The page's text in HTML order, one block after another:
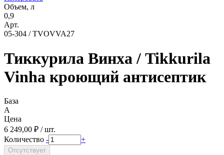
Объем, л
0,9
Арт.
05-304 / TVOVVA27
Тиккурила Винха / Tikkurila
Vinha кроющий антисептик
База
A
Цена
6 249,00 ₽ / шт.
Количество - +